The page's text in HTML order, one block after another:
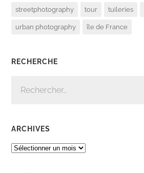
streetphotography tour tuileries
urban photography île de France
RECHERCHE
ARCHIVES
ARCHIVES